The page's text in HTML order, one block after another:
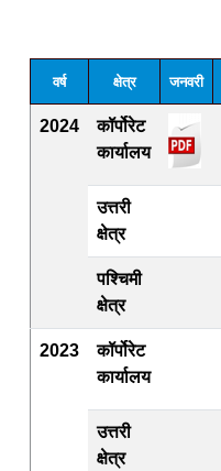
वर्ष क्षेत्र जनवरी
2024
कॉर्पोरेट
कार्यालय
उत्तरी
क्षेत्र
पश्चिमी
क्षेत्र
2023
कॉर्पोरेट
कार्यालय
उत्तरी
क्षेत्र